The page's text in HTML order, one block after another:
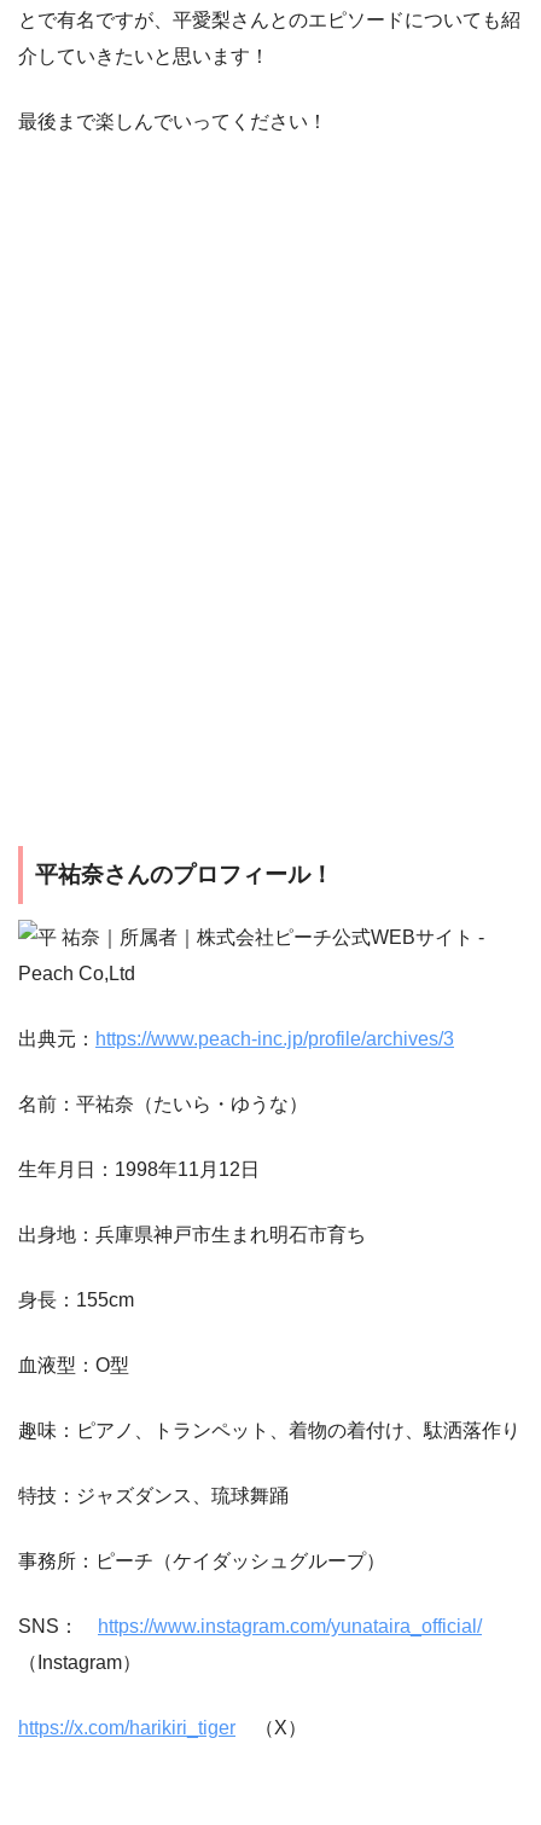
とで有名ですが、平愛梨さんとのエピソードについても紹
介していきたいと思います！
最後まで楽しんでいってください！
平祐奈さんのプロフィール！
出典元： https://www.peach-inc.jp/profile/archives/3
名前：平祐奈（たいら・ゆうな）
生年月日：1998年11月12日
出身地：兵庫県神戸市生まれ明石市育ち
身長：155cm
血液型：O型
趣味：ピアノ、トランペット、着物の着付け、駄洒落作り
特技：ジャズダンス、琉球舞踊
事務所：ピーチ（ケイダッシュグループ）
SNS：
https://www.instagram.com/yunataira_official/
（Instagram）
https://x.com/harikiri_tiger （X）